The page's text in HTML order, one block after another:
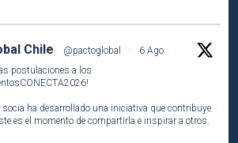
Chile @pactoglobal ·
6 Ago
postulaciones a los
!
socia ha desarrollado una iniciativa que contribuye
es el momento de compartirla e inspirar a otros.